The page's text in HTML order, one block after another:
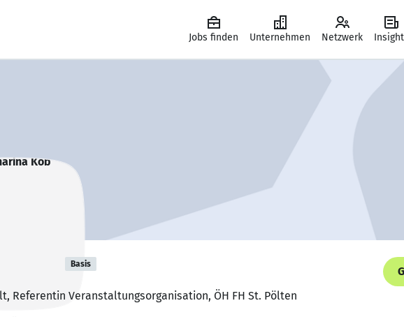
Jobs finden Unternehmen Netzwerk
Köb Basis
Referentin Veranstaltungsorganisation, ÖH FH St. Pölten